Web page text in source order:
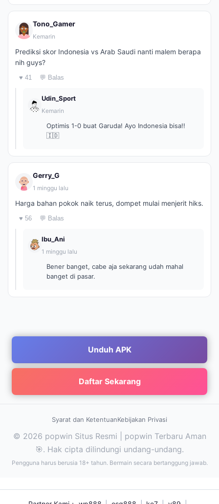
Tono_Gamer
Kemarin
Prediksi skor Indonesia vs Arab Saudi nanti malem berapa
nih guys?
♥ 41 💬 Balas
Udin_Sport
Kemarin
Optimis 1-0 buat Garuda! Ayo Indonesia bisa!!
🇮🇩
Gerry_G
1 minggu lalu
Harga bahan pokok naik terus, dompet mulai menjerit hiks.
♥ 56 💬 Balas
Ibu_Ani
1 minggu lalu
Bener banget, cabe aja sekarang udah mahal
banget di pasar.
Unduh APK
Daftar Sekarang
Syarat dan KetentuanKebijakan Privasi
© 2026 popwin Situs Resmi | popwin Terbaru Aman
🎯. Hak cipta dilindungi undang-undang.
Pengguna harus berusia 18+ tahun. Bermain secara bertanggung jawab.